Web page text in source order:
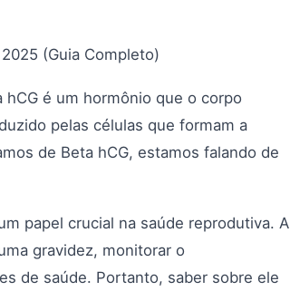
(Guia Completo)
é um hormônio que o corpo
pelas células que formam a
de Beta hCG, estamos falando de
papel crucial na saúde reprodutiva. A
gravidez, monitorar o
de saúde. Portanto, saber sobre ele